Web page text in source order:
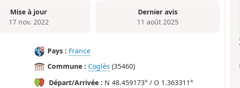
Mise à jour
17 nov. 2022
Dernier avis
11 août 2025
Pays : France
Commune : Coglès (35460)
Départ/Arrivée : N 48.459173° / O 1.363311°